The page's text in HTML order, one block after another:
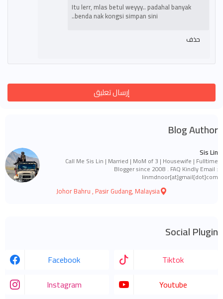
Itu lerr, mlas betul weyyy.. padahal banyak
benda nak kongsi simpan sini..
حذف
إرسال تعليق
Blog Author
Sis Lin
Call Me Sis Lin | Married | MoM of 3 | Housewife | Fulltime
Blogger since 2008 . FAQ Kindly Email :
linmdnoor[at]gmail[dot]com
Johor Bahru , Pasir Gudang, Malaysia
Social Plugin
Facebook
Tiktok
Instagram
Youtube